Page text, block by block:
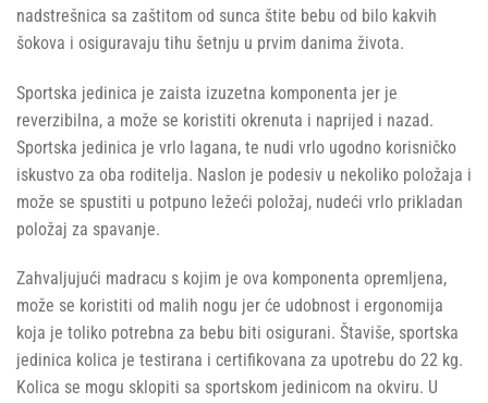
nadstrešnica sa zaštitom od sunca štite bebu od bilo kakvih
šokova i osiguravaju tihu šetnju u prvim danima života.
Sportska jedinica je zaista izuzetna komponenta jer je
reverzibilna, a može se koristiti okrenuta i naprijed i nazad.
Sportska jedinica je vrlo lagana, te nudi vrlo ugodno korisničko
iskustvo za oba roditelja. Naslon je podesiv u nekoliko položaja i
može se spustiti u potpuno ležeći položaj, nudeći vrlo prikladan
položaj za spavanje.
Zahvaljujući madracu s kojim je ova komponenta opremljena,
može se koristiti od malih nogu jer će udobnost i ergonomija
koja je toliko potrebna za bebu biti osigurani. Štaviše, sportska
jedinica kolica je testirana i certifikovana za upotrebu do 22 kg.
Kolica se mogu sklopiti sa sportskom jedinicom na okviru. U